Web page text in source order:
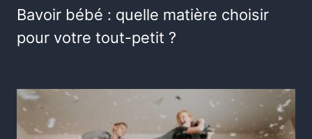
Bavoir bébé : quelle matière choisir
pour votre tout-petit ?